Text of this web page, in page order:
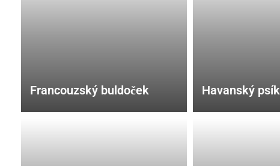
Francouzský buldoček Havanský psík